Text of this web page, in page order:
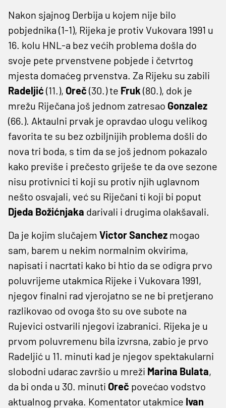
Nakon sjajnog Derbija u kojem nije bilo
pobjednika (1-1), Rijeka je protiv Vukovara 1991 u
16. kolu HNL-a bez većih problema došla do
svoje pete prvenstvene pobjede i četvrtog
mjesta domaćeg prvenstva. Za Rijeku su zabili
Radeljić (11.), Oreč (30.) te Fruk (80.), dok je
mrežu Riječana još jednom zatresao Gonzalez
(66.). Aktaulni prvak je opravdao ulogu velikog
favorita te su bez ozbiljnijih problema došli do
nova tri boda, s tim da se još jednom pokazalo
kako previše i prečesto griješe te da ove sezone
nisu protivnici ti koji su protiv njih uglavnom
nešto osvajali, već su Riječani ti koji bi poput
Djeda Božićnjaka darivali i drugima olakšavali.
Da je kojim slučajem Victor Sanchez mogao
sam, barem u nekim normalnim okvirima,
napisati i nacrtati kako bi htio da se odigra prvo
poluvrijeme utakmica Rijeke i Vukovara 1991,
njegov finalni rad vjerojatno se ne bi pretjerano
razlikovao od ovoga što su ove subote na
Rujevici ostvarili njegovi izabranici. Rijeka je u
prvom poluvremenu bila izvrsna, zabio je prvo
Radeljić u 11. minuti kad je njegov spektakularni
slobodni udarac završio u mreži Marina Bulata,
da bi onda u 30. minuti Oreč povećao vodstvo
aktualnog prvaka. Komentator utakmice Ivan